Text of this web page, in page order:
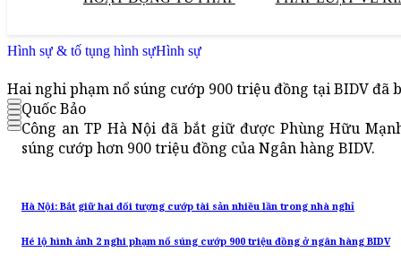
Hình sự & tố tụng hình sựHình sự
Hai nghi phạm nổ súng cướp 900 triệu đồng tại BIDV đã
Quốc Bảo
Công an TP Hà Nội đã bắt giữ được Phùng Hữu
súng cướp hơn 900 triệu đồng của Ngân hàng BIDV.
Hà Nội: Bắt giữ hai đối tượng cướp tài sản nhiều lần trong nhà nghỉ
Hé lộ hình ảnh 2 nghi phạm nổ súng cướp 900 triệu đồng ở ngân hàng BIDV